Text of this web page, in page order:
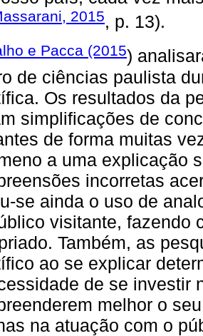
2015, p. 13).
e Pacca (2015)
de ciências paulista
Os resultados da
simplificações de
de forma muitas
a uma explicação
incorretas
se ainda o uso de
visitante, fazendo
Também, as
ao se explicar
de se investir
melhor o
na atuação com o